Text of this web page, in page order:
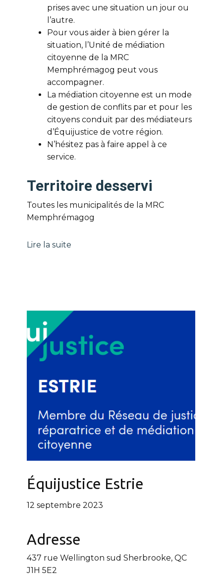
prises avec une situation un jour ou
l’autre.
Pour vous aider à bien gérer la
situation, l’Unité de médiation
citoyenne de la MRC
Memphrémagog peut vous
accompagner.
La médiation citoyenne est un mode
de gestion de conflits par et pour les
citoyens conduit par des médiateurs
d’Équijustice de votre région.
N’hésitez pas à faire appel à ce
service.
Territoire desservi
Toutes les municipalités de la MRC
Memphrémagog
Lire la suite
Équijustice Estrie
12 septembre 2023
Adresse
437 rue Wellington sud Sherbrooke, QC
J1H 5E2